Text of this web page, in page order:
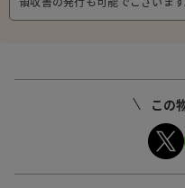
この